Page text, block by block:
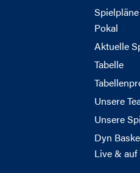
Pokal
Aktuelle
Tabelle
Unsere
Unsere
Dyn
Live &